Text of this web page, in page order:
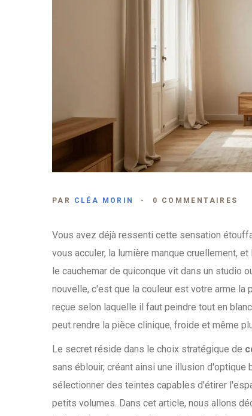
PAR CLÉA MORIN 0 COMMENTAIRES
Vous avez déjà ressenti cette sensation
vous acculer, la lumière manque cruellement,
le cauchemar de quiconque vit dans un studio
nouvelle, c'est que la couleur est votre arme
reçue selon laquelle il faut peindre tout en
peut rendre la pièce clinique, froide et même
Le secret réside dans le choix stratégique de
sans éblouir, créant ainsi une illusion
sélectionner des teintes capables d'étirer
petits volumes. Dans cet article, nous allons